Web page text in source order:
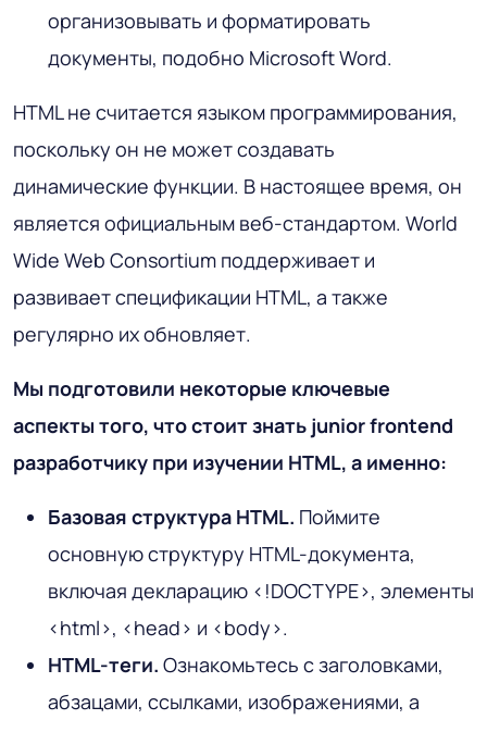
организовывать и форматировать
документы, подобно Microsoft Word.
HTML не считается языком программирования,
поскольку он не может создавать
динамические функции. В настоящее время, он
является официальным веб-стандартом. World
Wide Web Consortium поддерживает и
развивает спецификации HTML, а также
регулярно их обновляет.
Мы подготовили некоторые ключевые
аспекты того, что стоит знать junior frontend
разработчику при изучении HTML, а именно:
Базовая структура HTML. Поймите
основную структуру HTML-документа,
включая декларацию <!DOCTYPE>, элементы
<html>, <head> и <body>.
HTML-теги. Ознакомьтесь с заголовками,
абзацами, ссылками, изображениями, а